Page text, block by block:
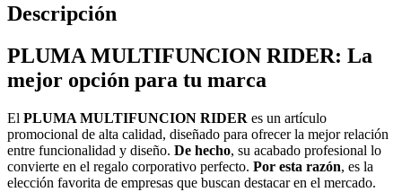
Descripción
PLUMA MULTIFUNCION RIDER: La
mejor opción para tu marca
El PLUMA MULTIFUNCION RIDER es un artículo
promocional de alta calidad, diseñado para ofrecer la mejor relación
entre funcionalidad y diseño. De hecho, su acabado profesional lo
convierte en el regalo corporativo perfecto. Por esta razón, es la
elección favorita de empresas que buscan destacar en el mercado.